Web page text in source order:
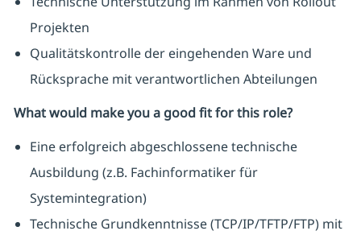
Projekten
Qualitätskontrolle der eingehenden Ware und
Rücksprache mit verantwortlichen Abteilungen
What would make you a good fit for this role?
Eine erfolgreich abgeschlossene technische
Ausbildung (z.B. Fachinformatiker für
Systemintegration)
Technische Grundkenntnisse (TCP/IP/TFTP/FTP) mit